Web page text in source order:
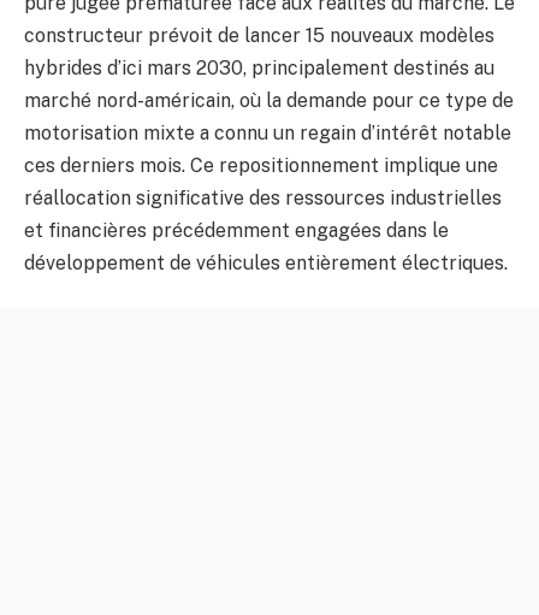
constructeur prévoit de lancer 15 nouveaux modèles
hybrides d’ici mars 2030, principalement destinés au
marché nord-américain, où la demande pour ce type de
motorisation mixte a connu un regain d’intérêt notable
ces derniers mois. Ce repositionnement implique une
réallocation significative des ressources industrielles
et financières précédemment engagées dans le
développement de véhicules entièrement électriques.